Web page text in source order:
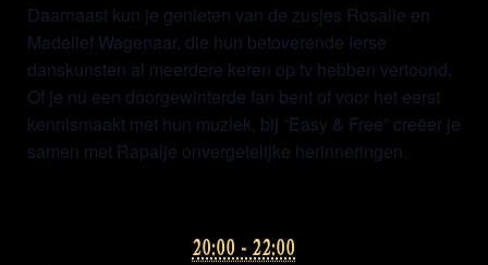
20:00 - 22:00
Daarnaast kun je genieten van de zusjes Rosalie en
Madelief Wagenaar, die hun betoverende Ierse
danskunsten al meerdere keren op tv hebben vertoond.
Of je nu een doorgewinterde fan bent of voor het eerst
kennismaakt met hun muziek, bij “Easy & Free” creëer je
samen met Rapalje onvergetelijke herinneringen.